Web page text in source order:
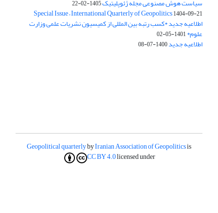
سیاست هوش مصنوعی مجله ژئوپلیتیک1405-02-22
Special Issue – International Quarterly of Geopolitics1404-09-21
اطلاعیه جدید *کسب رتبه بین المللی از کمیسیون نشریات علمی وزارت
علوم*1401-05-02
اطلاعیه جدید1400-07-08
Geopolitical quarterlybyIranian Association of Geopoliticsis
licensed under
CC BY 4.0